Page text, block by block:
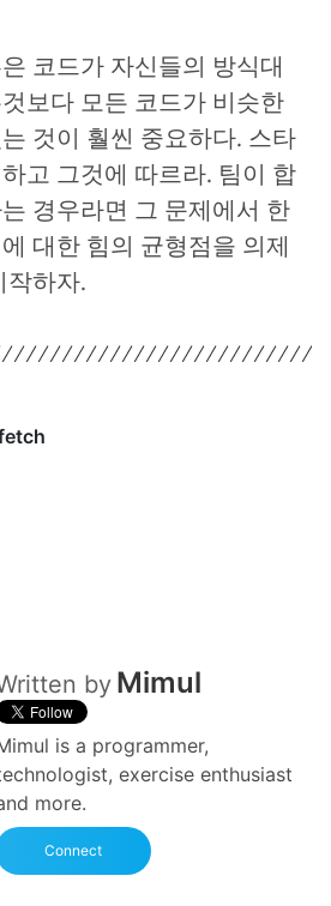
코드가 자신들의 방식대
보다 모든 코드가 비슷한
것이 훨씬 중요하다. 스타
고 그것에 따르라. 팀이 합
경우라면 그 문제에서 한
대한 힘의 균형점을 의제
작하자.
by Mimul
is a programmer,
exercise enthusiast
more.
Connect